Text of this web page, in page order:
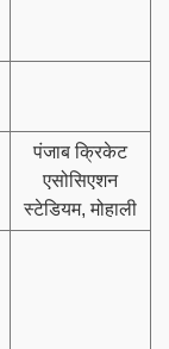
पंजाब क्रिकेट
एसोसिएशन
स्टेडियम, मोहाली